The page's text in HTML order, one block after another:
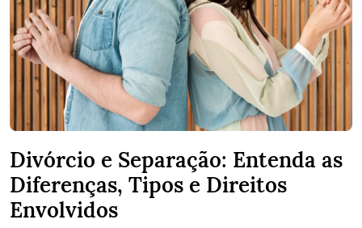
Divórcio e Separação: Entenda as
Diferenças, Tipos e Direitos
Envolvidos